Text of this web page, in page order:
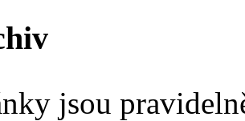
jsou